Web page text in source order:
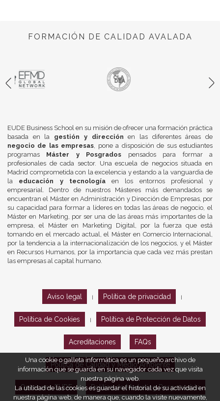
FORMACIÓN DE CALIDAD AVALADA
EUDE Business School en su misión de ofrecer una formación práctica
basada en la gestión y dirección en las diferentes áreas de
negocio de las empresas, pone a disposición de sus estudiantes
programas Máster y Posgrados pensados para formar a
profesionales de cada sector. Una escuela de negocios situada en
Madrid comprometida con la excelencia y estando a la vanguardia de
la educación y tecnologíaen los entornos profesional y
empresarial. Dentro de nuestros Másteres más demandados se
encuentran el Máster en Administración y Dirección de Empresas, por
su capacidad para formar a líderes en todas las áreas de negocio, el
Máster en Marketing, por ser una de las áreas más importantes de la
empresa, el Máster en Marketing Digital, por la fuerza que está
tomando en el mercado actual, el Máster en Comercio Internacional,
por la tendencia a la internacionalización de los negocios, y el Máster
en Recursos Humanos, por la importancia que cada vez más prestan
las empresas al capital humano.
Aviso legal Política de privacidad
Política de Cookies Política de Protección de Datos
Acreditaciones FAQs
Política de Calidad y Medio Ambiente
Opiniones EUDE Política de Marketing Responsable
Una cookie o galleta informática es un pequeño archivo de
información que se guarda en su navegador cada vez que visita
nuestra página web.
La utilidad de las cookies es guardar el historial de su actividad en
nuestra página web, de manera que, cuando la visite nuevamente,